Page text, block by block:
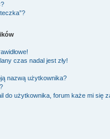
czas nadal jest zły!
nazwą użytkownika?
do użytkownika, forum każe mi się